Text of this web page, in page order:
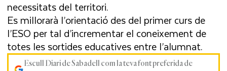
necessitats del territori.
Es millorarà l’orientació des del primer curs de
l’ESO per tal d’incrementar el coneixement de
totes les sortides educatives entre l’alumnat.
Escull Diari de Sabadell com la teva font preferida de